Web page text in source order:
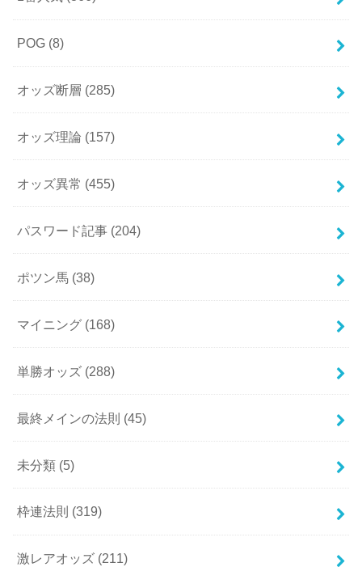
POG (8)
オッズ断層 (285)
オッズ理論 (157)
オッズ異常 (455)
パスワード記事 (204)
ポツン馬 (38)
マイニング (168)
単勝オッズ (288)
最終メインの法則 (45)
未分類 (5)
枠連法則 (319)
激レアオッズ (211)